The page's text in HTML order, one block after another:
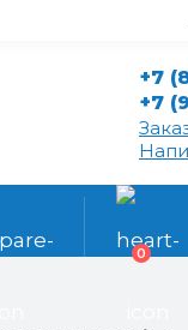
+7
+7
0